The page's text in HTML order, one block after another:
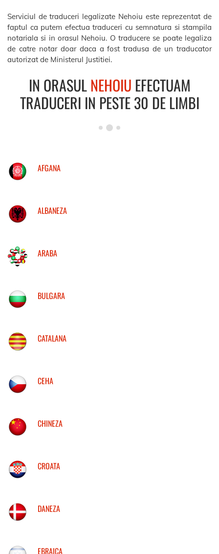
Serviciul de traduceri legalizate Nehoiu este reprezentat de
faptul ca putem efectua traduceri cu semnatura si stampila
notariala si in orasul Nehoiu. O traducere se poate legaliza
de catre notar doar daca a fost tradusa de un traducator
autorizat de Ministerul Justitiei.
IN ORASULNEHOIU EFECTUAM
TRADUCERI IN PESTE 30 DE LIMBI
AFGANA
ALBANEZA
ARABA
BULGARA
CATALANA
CEHA
CHINEZA
CROATA
DANEZA
EBRAICA